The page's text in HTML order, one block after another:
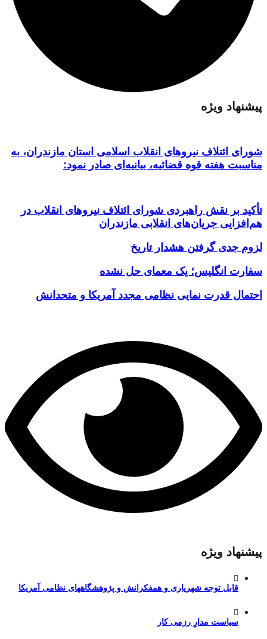
پیشنهاد ویژه
شورای ائتلاف نیروهای انقلاب اسلامی استان مازندران، به
مناسبت هفته قوه قضائیه، بیانیه‌ای صادر نمود:
تأکید بر نقش راهبردی شورای ائتلاف نیروهای انقلاب در
هم‌افزایی جریان‌های انقلابی مازندران
لزوم جدی گرفتن هشدار تاریخ
سفارت انگلیس؛ یک معمای حل نشده
احتمال قدرت نمایی نظامی مجدد آمریکا و متحدانش
پیشنهاد ویژه
قابل توجه شهریاری و همفکرانش و پژوهشگاههای نظامی آمریکا
سیاست مدارِ رزمی کار